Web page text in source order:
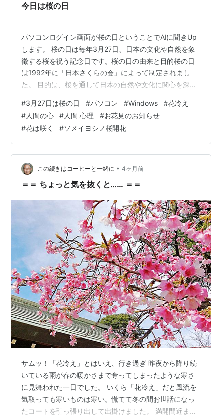
今日は桜の日
パソコンログイン画面が桜の日ということでAIに聞きUp
します。 桜の日は毎年3月27日、日本の文化や自然を象
徴する桜を祝う記念日です。桜の日の由来と目的桜の日
は1992年に「日本さくらの会」によって制定されまし
た。 目的は、桜を通して日本の自然や文化に関心を深め
ども行われています。 日付の意味3月27日が桜の日に選
ばれた理由は、**語呂合わせ「3×9（さく）＝27」**
と、春の訪れを象徴する季節的意味の2つがあります。ま
た、七十二候の「桜始開（さくらはじめてひらく）」の
時期にあたり、日本各地で桜が開花し始める季節と重な
ります。 桜の日と桜の開花…
#3月27日は桜の日 #パソコン #Windows #花冷え
#人間の心 #人間 心理 #お花見のお知らせ
#花は咲く #ソメイヨシノ桜開花
この続きはコーヒーと一緒に • 4ヶ月前
＝＝ ちょっと気を抜くと…… ＝＝
サムッ！「花冷え」とはいえ、行き過ぎ 昨夜から降り続
いている雨が春の暖かさまで奪ってしまったような寒さ
に見舞われた一日でした。 いくら「花冷え」だと風流を
気取っても寒いものは寒い。慌てて冬の間お世話になっ
たコートを引っ張り出して出掛けました。 満開間近まで